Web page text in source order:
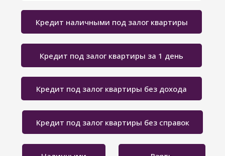
Кредит под залог квартиры без справок
Кредит под залог квартиры за 1 день
Кредит под залог квартиры без дохода
Кредит наличными под залог квартиры